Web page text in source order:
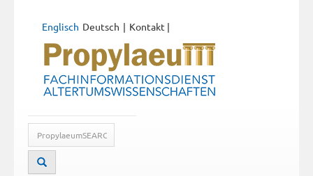
Deutsch
Englisch Kontakt |